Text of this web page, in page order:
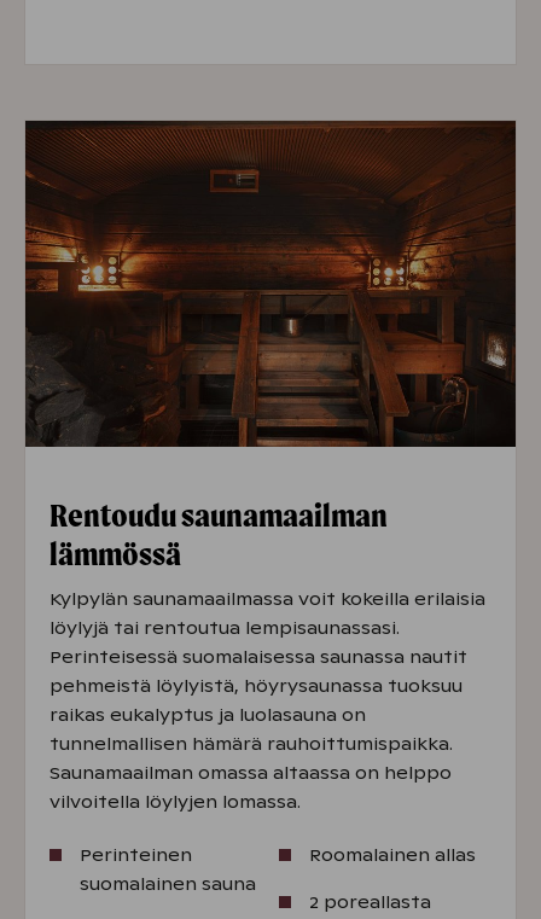
Rentoudu saunamaailman
lämmössä
Kylpylän saunamaailmassa voit kokeilla erilaisia
löylyjä tai rentoutua lempisaunassasi.
Perinteisessä suomalaisessa saunassa nautit
pehmeistä löylyistä, höyrysaunassa tuoksuu
raikas eukalyptus ja luolasauna on
tunnelmallisen hämärä rauhoittumispaikka.
Saunamaailman omassa altaassa on helppo
vilvoitella löylyjen lomassa.
Perinteinen
suomalainen sauna
Roomalainen allas
2 poreallasta